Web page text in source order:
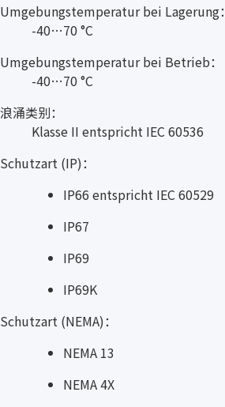
Umgebungstemperatur bei Lagerung：
-40…70 °C
Umgebungstemperatur bei Betrieb：
-40…70 °C
浪涌类别：
Klasse II entspricht IEC 60536
Schutzart (IP)：
IP66 entspricht IEC 60529
IP67
IP69
IP69K
Schutzart (NEMA)：
NEMA 13
NEMA 4X